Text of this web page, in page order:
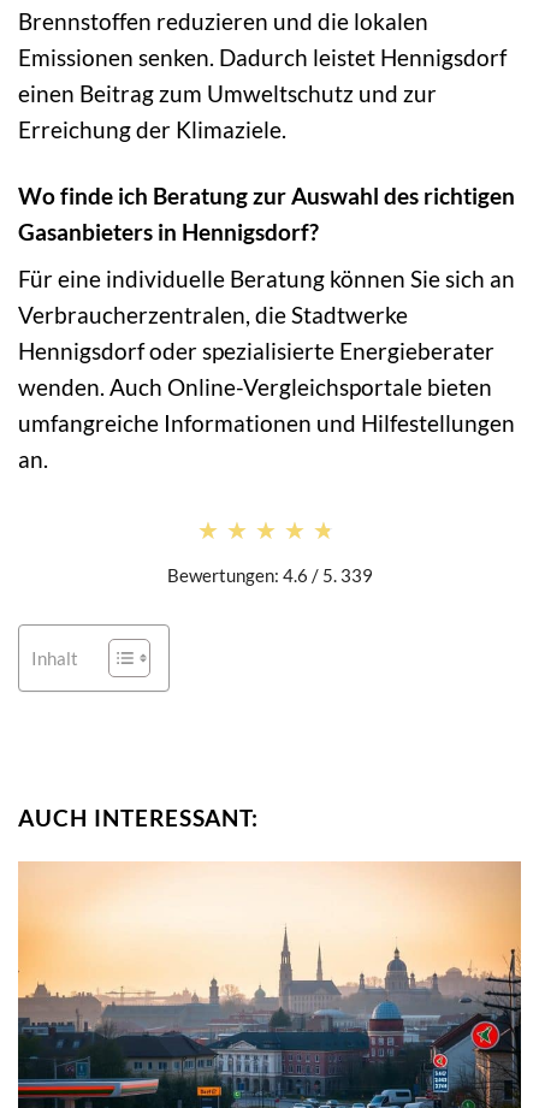
Brennstoffen reduzieren und die lokalen
Emissionen senken. Dadurch leistet Hennigsdorf
einen Beitrag zum Umweltschutz und zur
Erreichung der Klimaziele.
Wo finde ich Beratung zur Auswahl des richtigen
Gasanbieters in Hennigsdorf?
Für eine individuelle Beratung können Sie sich an
Verbraucherzentralen, die Stadtwerke
Hennigsdorf oder spezialisierte Energieberater
wenden. Auch Online-Vergleichsportale bieten
umfangreiche Informationen und Hilfestellungen
an.
★★★★★
★★★★★
Bewertungen: 4.6 / 5. 339
Inhalt
AUCH INTERESSANT: